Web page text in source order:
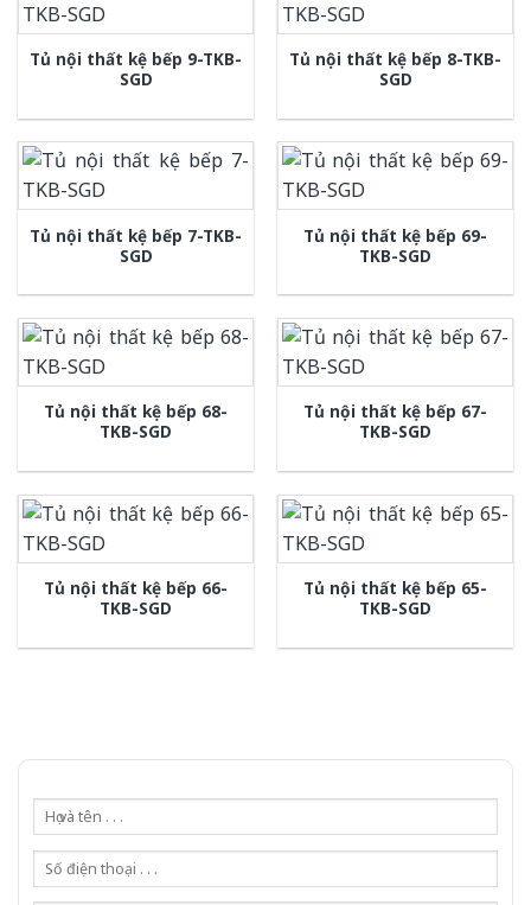
Tủ nội thất kệ bếp 9-TKB-
SGD
Tủ nội thất kệ bếp 8-TKB-
SGD
Tủ nội thất kệ bếp 7-TKB-
SGD
Tủ nội thất kệ bếp 69-
TKB-SGD
Tủ nội thất kệ bếp 68-
TKB-SGD
Tủ nội thất kệ bếp 67-
TKB-SGD
Tủ nội thất kệ bếp 66-
TKB-SGD
Tủ nội thất kệ bếp 65-
TKB-SGD